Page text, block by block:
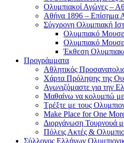
Ολυμπιακοί Αγώνες –
Αθήνα 1896 – Επίσημα
Σύγχρονη Ολυμπιακή
Ολυμπιακό
Ολυμπιακό
Έκθεση
Προγράμματα
Αθλητικός
Χάρτα Πρόληψης της
Αγωνιζόμαστε για την
Μαθαίνω να κολυμπώ
Τρέξτε με τους
Make Place for One
Διοργάνωση Τουρνουά
Πόλεις Ακτές &
Σύλλογος Ελλήνων